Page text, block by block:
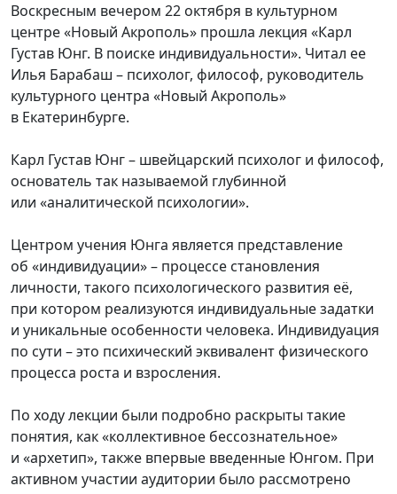
Воскресным вечером 22 октября в культурном
центре «Новый Акрополь» прошла лекция «Карл
Густав Юнг. В поиске индивидуальности». Читал ее
Илья Барабаш – психолог, философ, руководитель
культурного центра «Новый Акрополь»
в Екатеринбурге.
Карл Густав Юнг – швейцарский психолог и философ,
основатель так называемой глубинной
или «аналитической психологии».
Центром учения Юнга является представление
об «индивидуации» – процессе становления
личности, такого психологического развития её,
при котором реализуются индивидуальные задатки
и уникальные особенности человека. Индивидуация
по сути – это психический эквивалент физического
процесса роста и взросления.
По ходу лекции были подробно раскрыты такие
понятия, как «коллективное бессознательное»
и «архетип», также впервые введенные Юнгом. При
активном участии аудитории было рассмотрено